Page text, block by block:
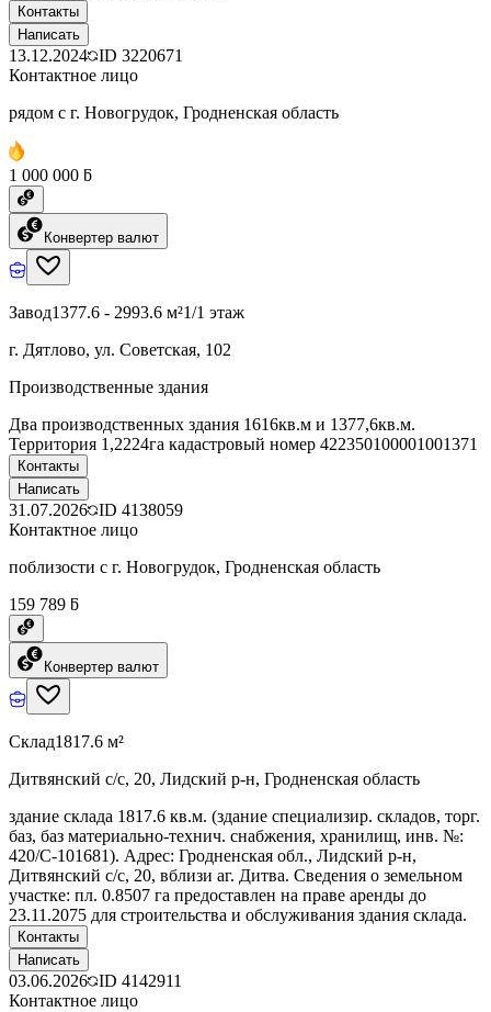
Контакты
Написать
13.12.2024 ID 3220671
Контактное лицо
рядом с г. Новогрудок, Гродненская область
1 000 000 ƃ
Конвертер валют
Завод1377.6 - 2993.6 м²1/1 этаж
г. Дятлово, ул. Советская, 102
Производственные здания
Два производственных здания 1616кв.м и 1377,6кв.м.
Территория 1,2224га кадастровый номер 422350100001001371
Контакты
Написать
31.07.2026 ID 4138059
Контактное лицо
поблизости с г. Новогрудок, Гродненская область
159 789 ƃ
Конвертер валют
Склад1817.6 м²
Дитвянский с/с, 20, Лидский р-н, Гродненская область
здание склада 1817.6 кв.м. (здание специализир. складов, торг.
баз, баз материально-технич. снабжения, хранилищ, инв. №:
420/C-101681). Адрес: Гродненская обл., Лидский р-н,
Дитвянский с/с, 20, вблизи аг. Дитва. Сведения о земельном
участке: пл. 0.8507 га предоставлен на праве аренды до
23.11.2075 для строительства и обслуживания здания склада.
Контакты
Написать
03.06.2026 ID 4142911
Контактное лицо